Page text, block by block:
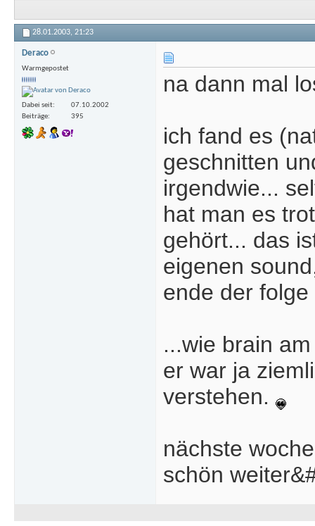
28.01.2003, 21:23
Deraco
Warmgepostet
Dabei seit
07.10.2002
Beiträge
395
na dann mal
ich fand es
geschnitten
irgendwie...
hat man es
gehört... das
eigenen
ende der
...wie brain
er war ja
verstehen.
nächste
schön